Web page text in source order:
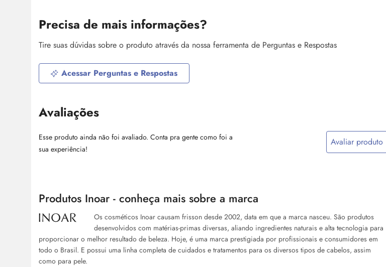
Precisa de mais informações?
Tire suas dúvidas sobre o produto através da nossa ferramenta de Perguntas e Respostas
Acessar Perguntas e Respostas
Avaliações
Esse produto ainda não foi avaliado. Conta pra gente como foi a
sua experiência!
Avaliar produto
Produtos Inoar - conheça mais sobre a marca
Os cosméticos Inoar causam frisson desde 2002, data em que a marca nasceu. São produtos
desenvolvidos com matérias-primas diversas, aliando ingredientes naturais e alta tecnologia para
proporcionar o melhor resultado de beleza. Hoje, é uma marca prestigiada por profissionais e consumidores em
todo o Brasil. E possui uma linha completa de cuidados e tratamentos para os diversos tipos de cabelos, assim
como para pele.